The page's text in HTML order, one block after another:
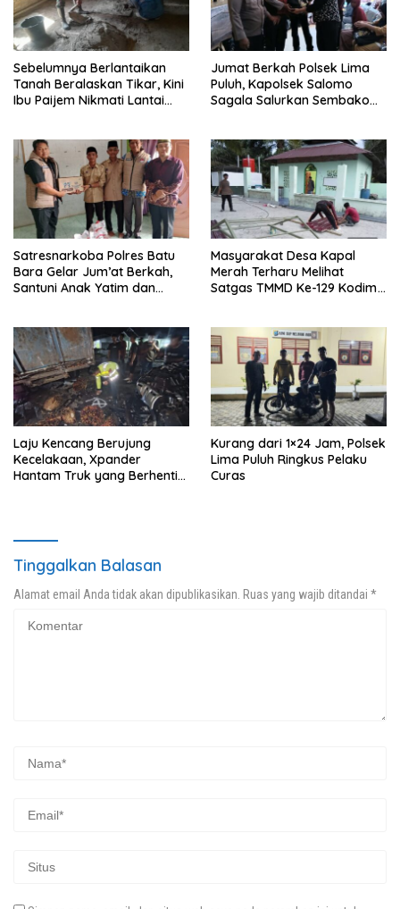
Sebelumnya Berlantaikan
Tanah Beralaskan Tikar, Kini
Ibu Paijem Nikmati Lantai
0208/Asahan
Jumat Berkah Polsek Lima
Puluh, Kapolsek Salomo
Sagala Salurkan Sembako
Satresnarkoba Polres Batu
Bara Gelar Jum’at Berkah,
Santuni Anak Yatim dan
Masyarakat Desa Kapal
Merah Terharu Melihat
Satgas TMMD Ke-129 Kodim
Mushollah Al Maghribi
Laju Kencang Berujung
Kecelakaan, Xpander
Hantam Truk yang Berhenti
Kurang dari 1×24 Jam, Polsek
Lima Puluh Ringkus Pelaku
Curas
Tinggalkan Balasan
Alamat email Anda tidak akan dipublikasikan. Ruas yang wajib ditandai *